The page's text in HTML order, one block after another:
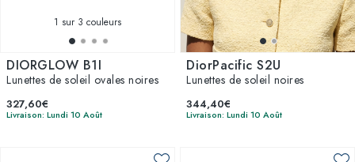
1 sur 3 couleurs
DIORGLOW B1I
Lunettes de soleil ovales noires
327,60€
Livraison: Lundi 10 Août
DiorPacific S2U
Lunettes de soleil noires
344,40€
Livraison: Lundi 10 Août